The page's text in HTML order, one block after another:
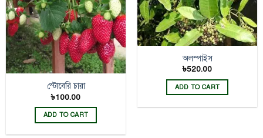
স্টোবেরি চারা
৳100.00
ADD TO CART
অলস্পাইস
৳520.00
ADD TO CART